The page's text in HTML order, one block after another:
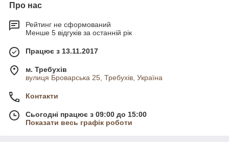
Про нас
Рейтинг не сформований
Менше 5 відгуків за останній рік
Працює з 13.11.2017
м. Требухів
вулиця Броварська 25, Требухів, Україна
Контакти
Сьогодні працює з 09:00 до 15:00
Показати весь графік роботи